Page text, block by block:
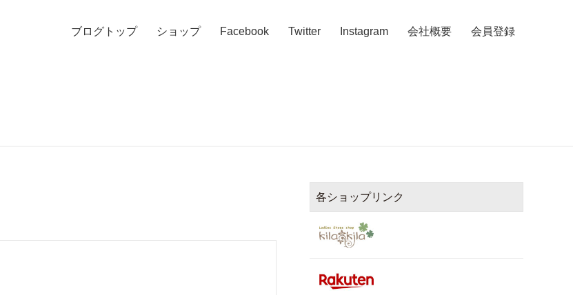
ブログトップ ショップ Facebook Twitter Instagram 会社概要 会員登録
各ショップリンク